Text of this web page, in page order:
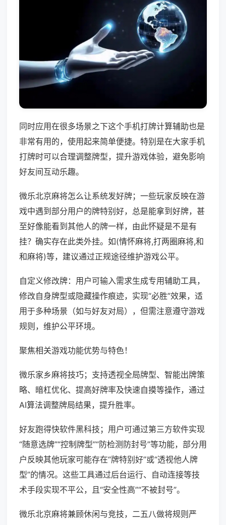
同时应用在很多场景之下这个手机打牌计算辅助也是
非常有用的，使用起来简单便捷。特别是在大家手机
打牌时可以合理调整牌型，提升游戏体验，避免影响
好友间互动乐趣。
微乐北京麻将怎么让系统发好牌；一些玩家反映在游
戏中遇到部分用户的牌特别好，总是能拿到好牌，甚
至好像能看到其他人的牌一样，由此怀疑是不是有
挂？确实存在此类外挂。如(情怀麻将,打两圈麻将,和
和麻将)等，建议通过正规途径维护游戏公平。
自定义修改牌：用户可输入需求生成专用辅助工具，
修改自身牌型或隐藏操作痕迹，实现“必胜”效果，适
用于多种场景（如与好友对局），但需注意遵守游戏
规则，维护公平环境。
聚焦相关游戏功能优势与特色！
微乐家乡麻将技巧；支持透视全局牌型、智能出牌策
略、暗杠优化、提高好牌率及快速自摸等操作，通过
AI算法调整牌局结果，提升胜率。
好友跑得快软件黑科技；用户可通过第三方软件实现
“随意选牌”“控制牌型”“防检测防封号”等功能，部分用
户反映其他玩家可能存在“牌特别好”或“透视他人牌
型”的情况。这些工具通过后台运行、自动连接等技
术手段实现不平公，且“安全性高”“不被封号”。
微乐北京麻将兼顾休闲与竞技，二五八做将规则严